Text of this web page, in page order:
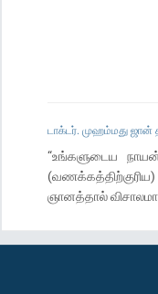
டாக்டர். முஹம்மது ஜான்
“உங்களுடைய
ஞானத்தால்